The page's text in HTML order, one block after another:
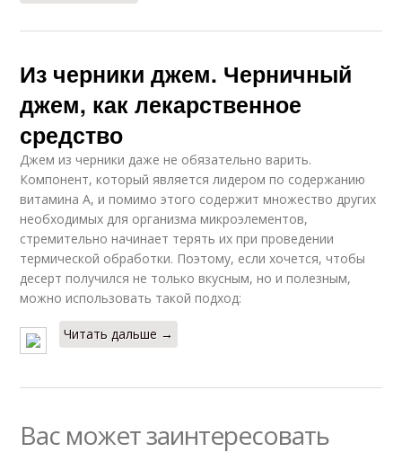
Из черники джем. Черничный
джем, как лекарственное
средство
Джем из черники даже не обязательно варить.
Компонент, который является лидером по содержанию
витамина А, и помимо этого содержит множество других
необходимых для организма микроэлементов,
стремительно начинает терять их при проведении
термической обработки. Поэтому, если хочется, чтобы
десерт получился не только вкусным, но и полезным,
можно использовать такой подход:
Читать дальше →
Вас может заинтересовать